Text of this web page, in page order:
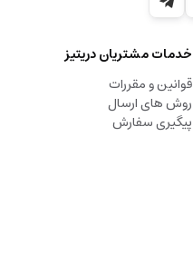
خدمات مشتریان دریتیز
قوانین و مقررات
روش های ارسال
پیگیری سفارش